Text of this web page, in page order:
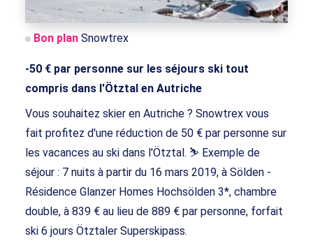
Bon plan Snowtrex
-50 € par personne sur les séjours ski tout
compris dans l'Ötztal en Autriche
Vous souhaitez skier en Autriche ? Snowtrex vous
fait profitez d'une réduction de 50 € par personne sur
les vacances au ski dans l'Ötztal. ⛷ Exemple de
séjour : 7 nuits à partir du 16 mars 2019, à Sölden -
Résidence Glanzer Homes Hochsölden 3*, chambre
double, à 839 € au lieu de 889 € par personne, forfait
ski 6 jours Ötztaler Superskipass.